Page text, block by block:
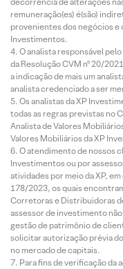
remuneração(es) é(são)
provenientes dos negócios e
Investimentos.
O analista responsável
da Resolução CVM nº 20/
a indicação de mais um
analista credenciado a ser
Os analistas da XP
todas as regras previstas no
Analista de Valores
Valores Mobiliários da XP
O atendimento de nossos
Investimentos ou por
atividades por meio da XP,
178/2023, os quais
Corretoras e Distribuidoras
assessor de investimento
gestão de patrimônio de
solicitar autorização prévia
no mercado de capitais.
Para fins de verificação da